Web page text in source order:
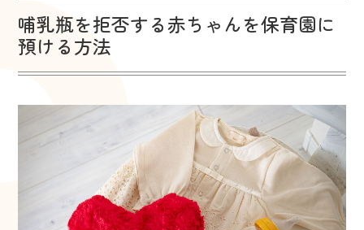
哺乳瓶を拒否する赤ちゃんを保育園に
預ける方法